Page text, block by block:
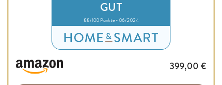
GUT
88/100 Punkte • 06/2024
399,00 €